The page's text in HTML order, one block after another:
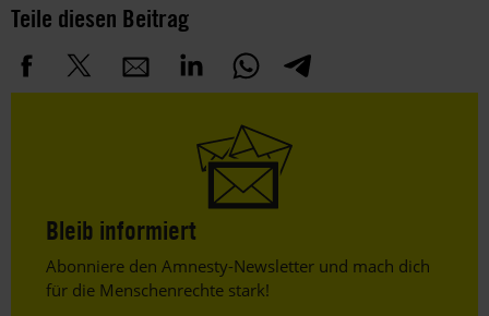
Teile diesen Beitrag
Bleib informiert
Header
Text
Abonniere den Amnesty-Newsletter und mach dich
für die Menschenrechte stark!